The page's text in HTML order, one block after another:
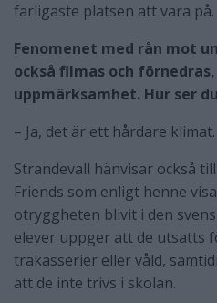
farligaste platsen att vara på.
Fenomenet med rån mot
också filmas och
uppmärksamhet. Hur ser
– Ja, det är ett hårdare klimat.
Strandevall hänvisar också
Friends som enligt henne
otryggheten blivit i den
elever uppger att de utsatts
trakasserier eller våld,
att de inte trivs i skolan.